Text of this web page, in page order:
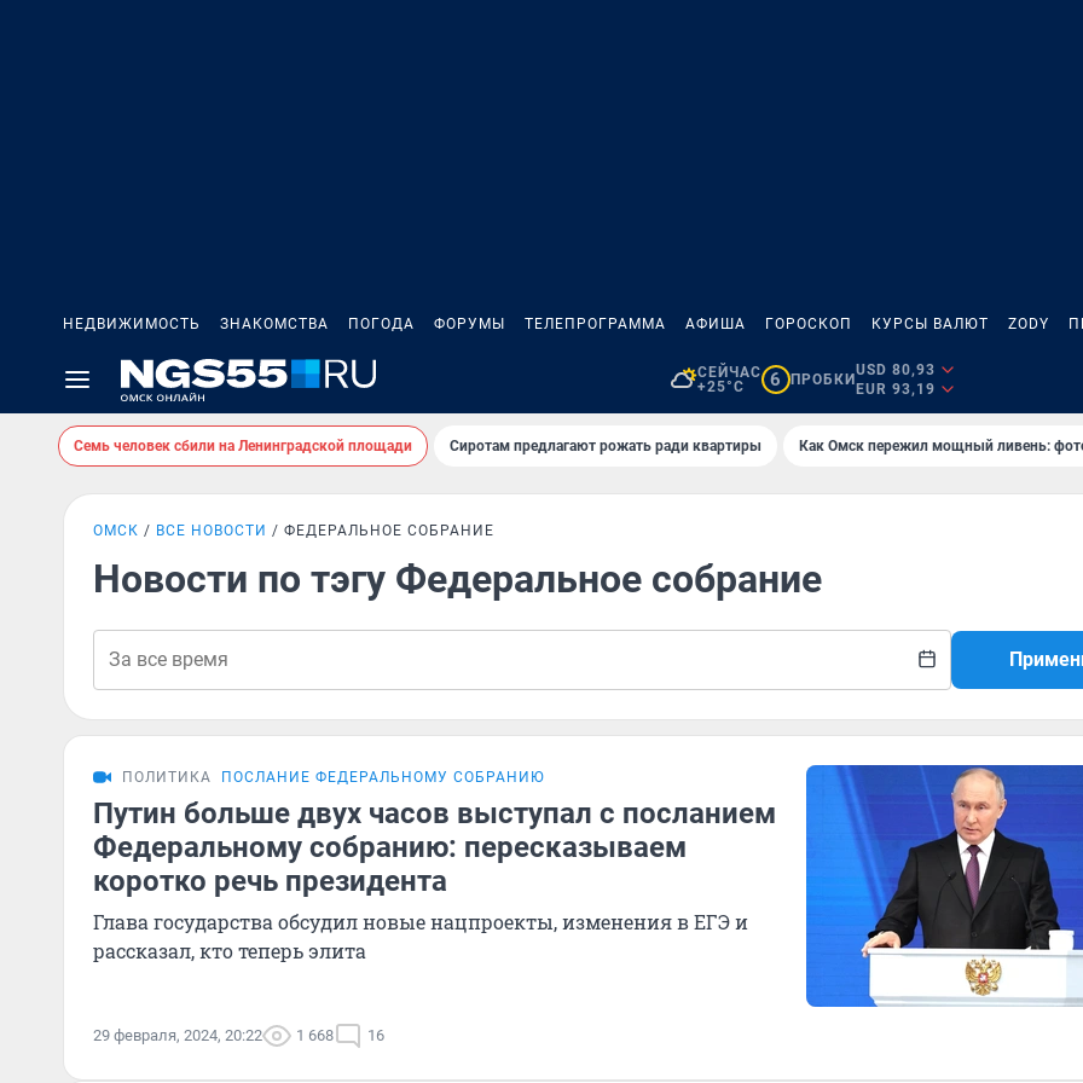
НЕДВИЖИМОСТЬ ЗНАКОМСТВА ПОГОДА ФОРУМЫ ТЕЛЕПРОГРАММА АФИША ГОРОСКОП КУРСЫ ВАЛЮТ ZODY
СЕЙЧАС
+25°C
6 ПРОБКИ
USD 80,93
EUR 93,19
Семь человек сбили на Ленинградской площади Сиротам предлагают рожать ради квартиры Как Омск пережил мощный ливень:
ОМСК ВСЕ НОВОСТИ ФЕДЕРАЛЬНОЕ СОБРАНИЕ
Новости по тэгу Федеральное собрание
ПОЛИТИКА ПОСЛАНИЕ ФЕДЕРАЛЬНОМУ СОБРАНИЮ
Путин больше двух часов выступал с посланием
Федеральному собранию: пересказываем
коротко речь президента
Глава государства обсудил новые нацпроекты, изменения в ЕГЭ и
рассказал, кто теперь элита
29 февраля, 2024, 20:22 1 668 16